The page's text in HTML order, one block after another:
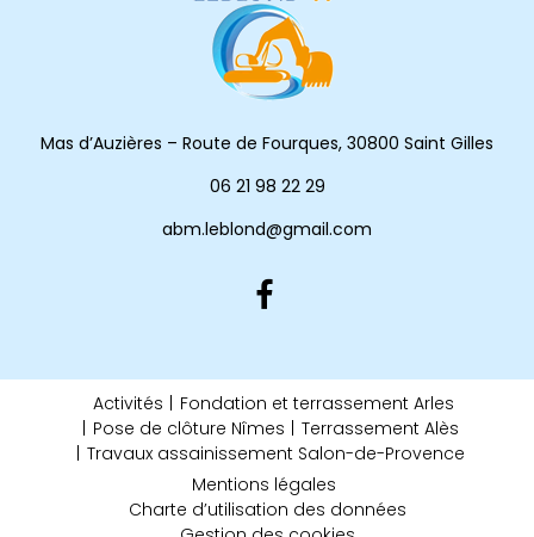
Mas d’Auzières – Route de Fourques, 30800 Saint Gilles
06 21 98 22 29
abm.leblond@gmail.com
Activités
Fondation et terrassement Arles
Pose de clôture Nîmes
Terrassement Alès
Travaux assainissement Salon-de-Provence
Mentions légales
Charte d’utilisation des données